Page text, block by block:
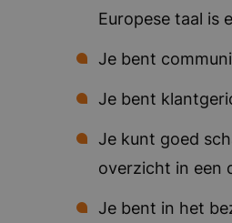
Europese taal is
Je bent
Je bent
Je kunt goed
overzicht in een
Je bent in het